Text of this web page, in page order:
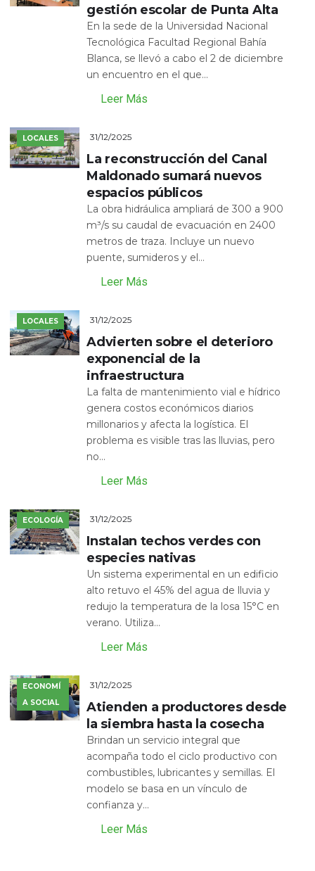
gestión escolar de Punta Alta
En la sede de la Universidad Nacional
Tecnológica Facultad Regional Bahía
Blanca, se llevó a cabo el 2 de diciembre
un encuentro en el que...
Leer Más
LOCALES 31/12/2025
La reconstrucción del Canal
Maldonado sumará nuevos
espacios públicos
La obra hidráulica ampliará de 300 a 900
m³/s su caudal de evacuación en 2400
metros de traza. Incluye un nuevo
puente, sumideros y el...
Leer Más
LOCALES 31/12/2025
Advierten sobre el deterioro
exponencial de la
infraestructura
La falta de mantenimiento vial e hídrico
genera costos económicos diarios
millonarios y afecta la logística. El
problema es visible tras las lluvias, pero
no...
Leer Más
ECOLOGÍA 31/12/2025
Instalan techos verdes con
especies nativas
Un sistema experimental en un edificio
alto retuvo el 45% del agua de lluvia y
redujo la temperatura de la losa 15°C en
verano. Utiliza...
Leer Más
ECONOMÍ
A SOCIAL
31/12/2025
Atienden a productores desde
la siembra hasta la cosecha
Brindan un servicio integral que
acompaña todo el ciclo productivo con
combustibles, lubricantes y semillas. El
modelo se basa en un vínculo de
confianza y...
Leer Más